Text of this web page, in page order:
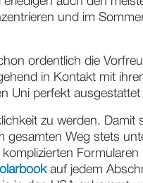
erledigt werden
deutlich. Der letzte
auch den
und im
ordentlich die
in Kontakt mit
Uni perfekt
zu werden. Damit